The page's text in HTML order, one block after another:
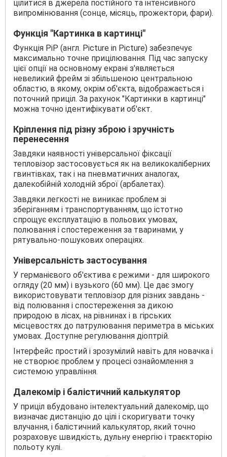
цілитися в джерела постійного та інтенсивного
випромінювання (сонце, місяць, прожектори, фари).
Функція "Картинка в картинці"
Функція PiP (англ. Picture in Picture) забезпечує
максимально точне прицілювання. Під час запуску
цієї опції на основному екрані з'являється
невеликий фрейм зі збільшеною центральною
областю, в якому, окрім об'єкта, відображається і
поточний приціл. За рахунок "Картинки в картинці"
можна точно ідентифікувати об'єкт.
Кріплення під різну зброю і зручність
перенесення
Завдяки наявності універсальної фіксації
тепловізор застосовується як на великокаліберних
гвинтівках, так і на пневматичних аналогах,
далекобійній холодній зброї (арбалетах).
Завдяки легкості не виникає проблем зі
зберіганням і транспортуванням, що істотно
спрощує експлуатацію в польових умовах,
полювання і спостереження за тваринами, у
рятувально-пошукових операціях.
Універсальність застосування
У германієвого об'єктива є режими - для широкого
огляду (20 мм) і вузького (60 мм). Це дає змогу
використовувати тепловізор для різних завдань -
від полювання і спостереження за дикою
природою в лісах, на рівнинах і в гірських
місцевостях до патрулювання периметра в міських
умовах. Доступне регулювання діоптрій.
Інтерфейс простий і зрозумілий навіть для новачка і
не створює проблем у процесі ознайомлення з
системою управління.
Далекомір і балістичний калькулятор
У приціл вбудовано інтелектуальний далекомір, що
визначає дистанцію до цілі і скоригувати точку
влучання, і балістичний калькулятор, який точно
розраховує швидкість, дульну енергію і траєкторію
польоту кулі.